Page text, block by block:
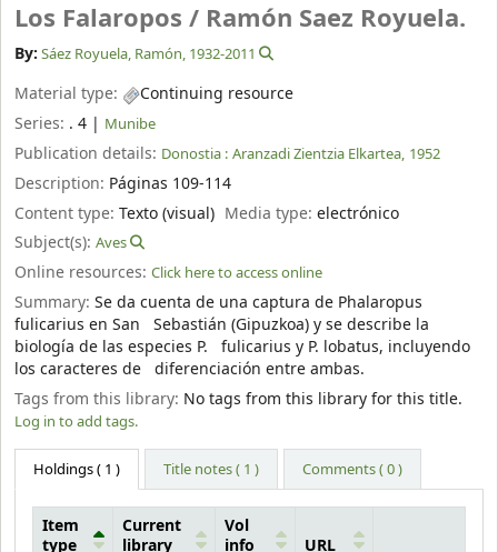
Los Falaropos / Ramón Saez Royuela.
By: Sáez Royuela, Ramón, 1932-2011
Material type:
Continuing resource
Series: . 4 | Munibe
Publication details: Donostia : Aranzadi Zientzia Elkartea, 1952
Description: Páginas 109-114
Content type: Texto (visual) Media type:electrónico
Subject(s): Aves
Online resources: Click here to access online
Summary: Se da cuenta de una captura de Phalaropus
fulicarius en San Sebastián (Gipuzkoa) y se describe la
biología de las especies P. fulicarius y P. lobatus, incluyendo
los caracteres de diferenciación entre ambas.
Tags from this library: No tags from this library for this title.
Log in to add tags.
Holdings( 1 ) Title notes ( 1 ) Comments ( 0 )
Item
type
Current
library
Vol
info
URL